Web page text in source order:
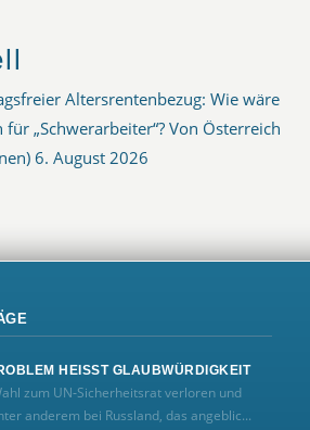
Altersrentenbezug: Wie wäre
„Schwerarbeiter“? Von Österreich
6. August 2026
HEISST GLAUBWÜRDIGKEIT
zum UN‑Sicherheitsrat verloren und
anderem bei Russland, das angeblic...